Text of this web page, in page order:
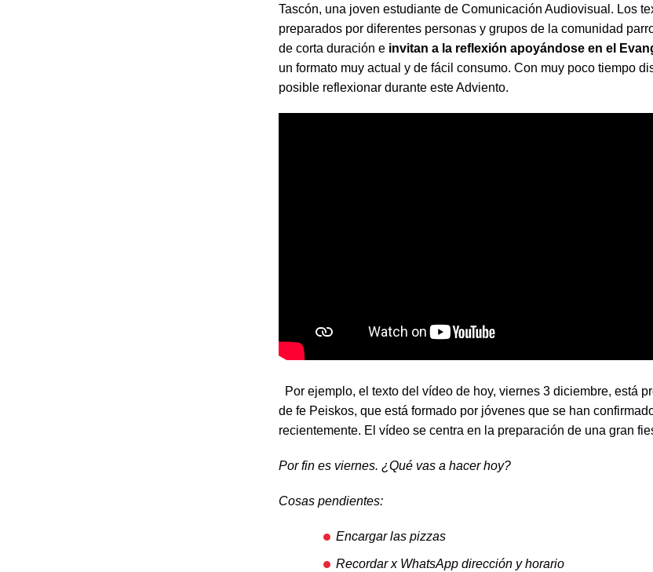
Tascón, una joven estudiante de Comunicación Audiovisual. Los
preparados por diferentes personas y grupos de la comunidad
de corta duración e invitan a la reflexión apoyándose en el
un formato muy actual y de fácil consumo. Con muy poco tiempo
posible reflexionar durante este Adviento.
Por ejemplo, el texto del vídeo de hoy, viernes 3 diciembre, está
de fe Peiskos, que está formado por jóvenes que se han
recientemente. El vídeo se centra en la preparación de una gran
Por fin es viernes. ¿Qué vas a hacer hoy?
Cosas pendientes:
Encargar las pizzas
Recordar x WhatsApp dirección y horario